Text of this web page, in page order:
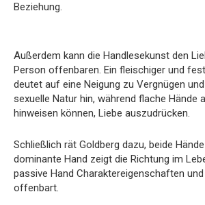
Beziehung.
Außerdem kann die Handlesekunst den
Person offenbaren. Ein fleischiger und
deutet auf eine Neigung zu Vergnügen
sexuelle Natur hin, während flache Hände
hinweisen können, Liebe auszudrücken.
Schließlich rät Goldberg dazu, beide
dominante Hand zeigt die Richtung im
passive Hand Charaktereigenschaften
offenbart.